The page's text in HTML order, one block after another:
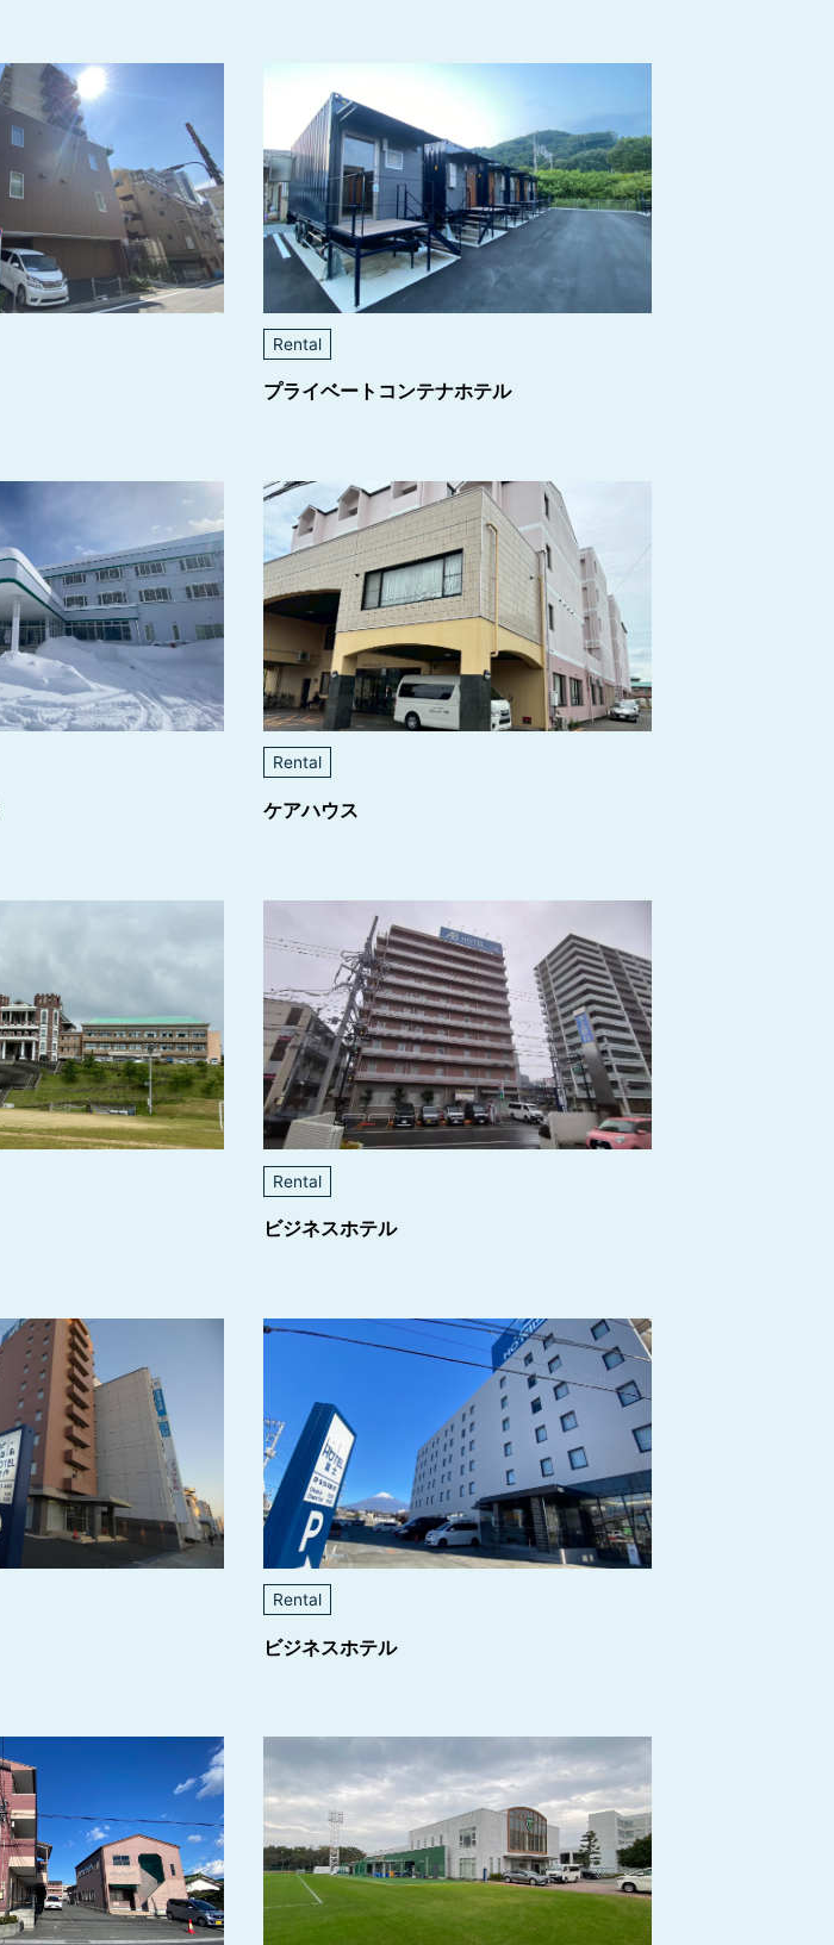
Rental
プライベートコンテナホテル
Rental
ケアハウス
Rental
ビジネスホテル
Rental
ビジネスホテル